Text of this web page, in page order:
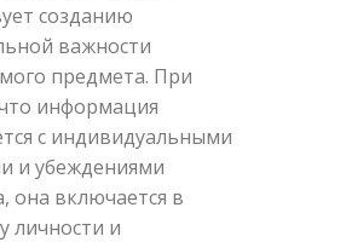
созданию
важности
предмета. При
информация
с индивидуальными
и убеждениями
она включается в
личности и